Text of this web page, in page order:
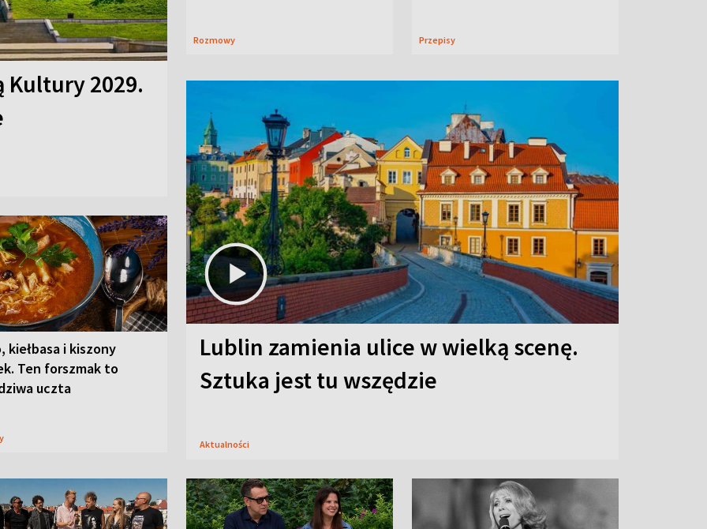
Kultury 2029.
Rozmowy Przepisy
kiełbasa i kiszony
Ten forszmak to
uczta
Lublin zamienia ulice w wielką scenę.
Sztuka jest tu wszędzie
Aktualności